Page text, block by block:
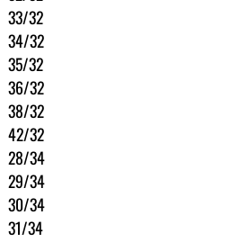
33/32
34/32
35/32
36/32
38/32
42/32
28/34
29/34
30/34
31/34